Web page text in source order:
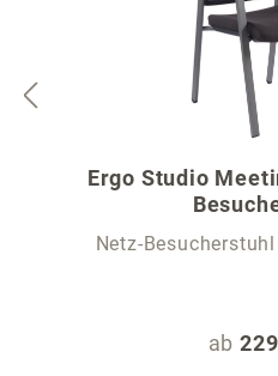
Ergo Studio
Netz-
ab